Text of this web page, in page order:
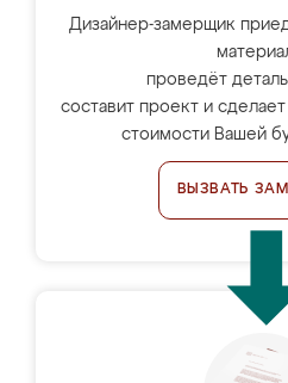
Дизайнер-замерщик
проведёт
составит проект и
стоимости Вашей
ВЫЗВАТЬ